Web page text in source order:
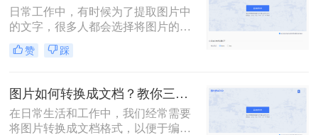
日常工作中，有时候为了提取图片中
的文字，很多人都会选择将图片的内
容一个字一个字的录入到Word中，费
时费力不说，还总容易出错。其实想
还是有很多快速且好用的方法的，今
天就来教大家电脑上如何把照片转换
成word文档。
赞 踩
图片如何转换成文档？教你三种转换方法！
在日常生活和工作中，我们经常需要
将图片转换成文档格式，以便于编